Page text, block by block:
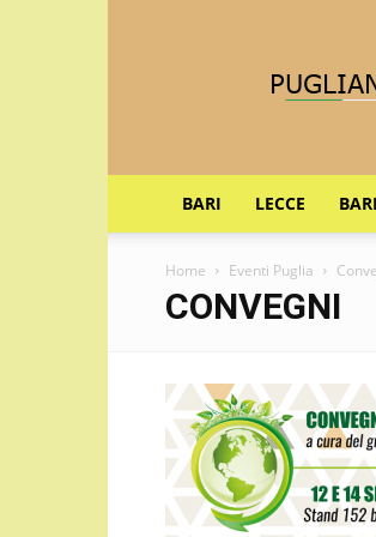
BARI LECCE
Home Eventi Puglia
CONVEGNI